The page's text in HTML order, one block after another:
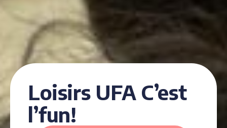
Loisirs UFA C’est
l’fun!